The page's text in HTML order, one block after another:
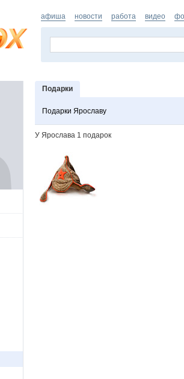
афиша новости работа видео
Подарки
Подарки Ярославу
У Ярослава 1 подарок